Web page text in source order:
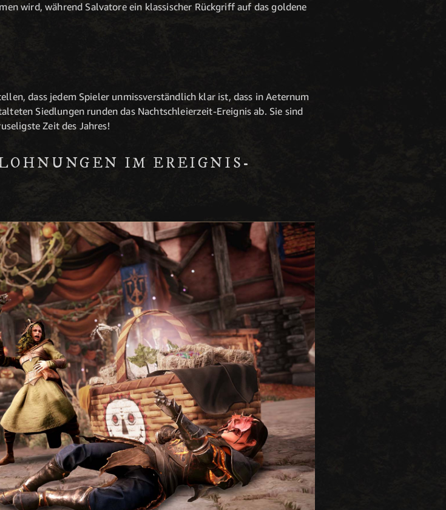
wird, während Salvatore ein klassischer Rückgriff auf das goldene
dass jedem Spieler unmissverständlich klar ist, dass in Aeternum
Siedlungen runden das Nachtschleierzeit-Ereignis ab. Sie sind
Zeit des Jahres!
IM EREIGNIS-